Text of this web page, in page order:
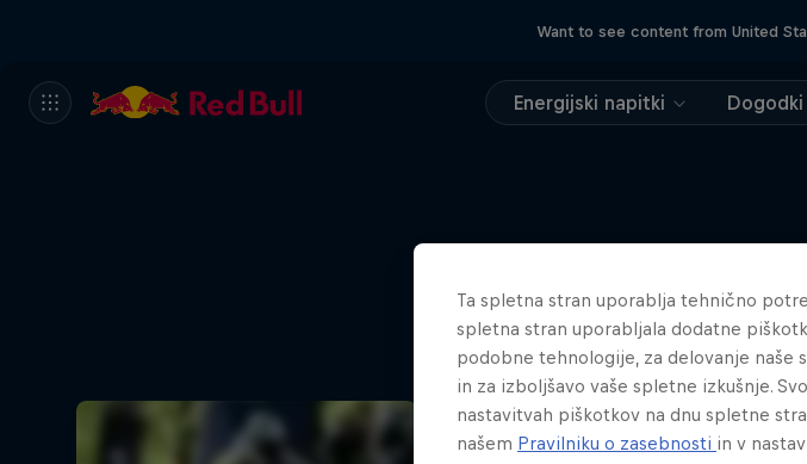
Want to see content from United
Energijski napitki Dogodki
Več
Ta spletna stran uporablja tehnično
spletna stran uporabljala dodatne
podobne tehnologije, za delovanje naše
in za izboljšavo vaše spletne izkušnje.
nastavitvah piškotkov na dnu spletne
našem Pravilniku o zasebnosti in v